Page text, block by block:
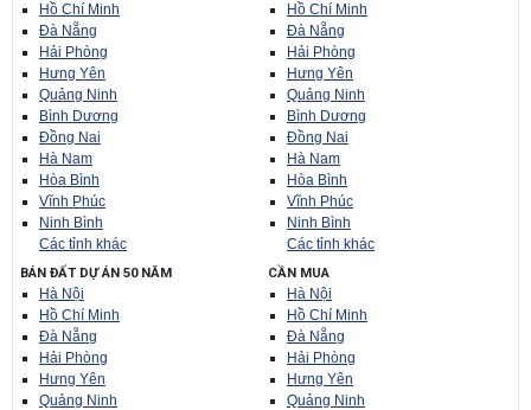
Hồ Chí Minh
Đà Nẵng
Hải Phòng
Hưng Yên
Quảng Ninh
Bình Dương
Đồng Nai
Hà Nam
Hòa Bình
Vĩnh Phúc
Ninh Bình
Các tỉnh khác
Hồ Chí Minh
Đà Nẵng
Hải Phòng
Hưng Yên
Quảng Ninh
Bình Dương
Đồng Nai
Hà Nam
Hòa Bình
Vĩnh Phúc
Ninh Bình
Các tỉnh khác
BÁN ĐẤT DỰ ÁN 50 NĂM
Hà Nội
Hồ Chí Minh
Đà Nẵng
Hải Phòng
Hưng Yên
Quảng Ninh
CẦN MUA
Hà Nội
Hồ Chí Minh
Đà Nẵng
Hải Phòng
Hưng Yên
Quảng Ninh